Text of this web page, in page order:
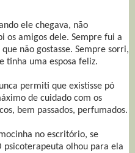
ele chegava, não
os amigos dele. Sempre fui a
não gostasse. Sempre sorri,
tinha uma esposa feliz.
permiti que existisse pó
de cuidado com os
bem passados, perfumados.
no escritório, se
psicoterapeuta olhou para ela